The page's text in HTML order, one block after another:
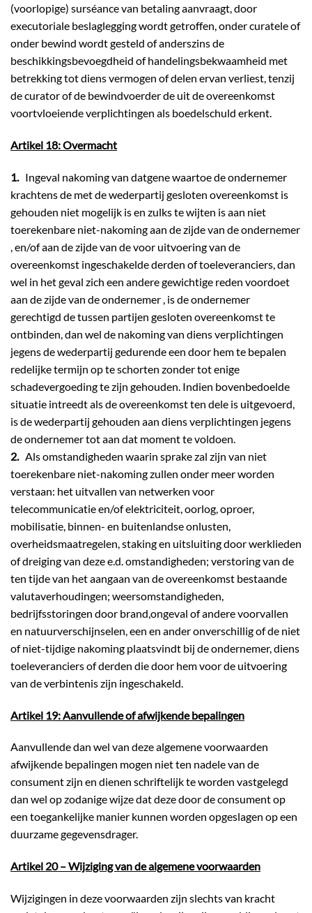
(voorlopige) surséance van betaling aanvraagt, door
executoriale beslaglegging wordt getroffen, onder curatele of
onder bewind wordt gesteld of anderszins de
beschikkingsbevoegdheid of handelingsbekwaamheid met
betrekking tot diens vermogen of delen ervan verliest, tenzij
de curator of de bewindvoerder de uit de overeenkomst
voortvloeiende verplichtingen als boedelschuld erkent.
Artikel 18: Overmacht
1. Ingeval nakoming van datgene waartoe de ondernemer
krachtens de met de wederpartij gesloten overeenkomst is
gehouden niet mogelijk is en zulks te wijten is aan niet
toerekenbare niet-nakoming aan de zijde van de ondernemer
, en/of aan de zijde van de voor uitvoering van de
overeenkomst ingeschakelde derden of toeleveranciers, dan
wel in het geval zich een andere gewichtige reden voordoet
aan de zijde van de ondernemer , is de ondernemer
gerechtigd de tussen partijen gesloten overeenkomst te
ontbinden, dan wel de nakoming van diens verplichtingen
jegens de wederpartij gedurende een door hem te bepalen
redelijke termijn op te schorten zonder tot enige
schadevergoeding te zijn gehouden. Indien bovenbedoelde
situatie intreedt als de overeenkomst ten dele is uitgevoerd,
is de wederpartij gehouden aan diens verplichtingen jegens
de ondernemer tot aan dat moment te voldoen.
2. Als omstandigheden waarin sprake zal zijn van niet
toerekenbare niet-nakoming zullen onder meer worden
verstaan: het uitvallen van netwerken voor
telecommunicatie en/of elektriciteit, oorlog, oproer,
mobilisatie, binnen- en buitenlandse onlusten,
overheidsmaatregelen, staking en uitsluiting door werklieden
of dreiging van deze e.d. omstandigheden; verstoring van de
ten tijde van het aangaan van de overeenkomst bestaande
valutaverhoudingen; weersomstandigheden,
bedrijfsstoringen door brand,ongeval of andere voorvallen
en natuurverschijnselen, een en ander onverschillig of de niet
of niet-tijdige nakoming plaatsvindt bij de ondernemer, diens
toeleveranciers of derden die door hem voor de uitvoering
van de verbintenis zijn ingeschakeld.
Artikel 19: Aanvullende of afwijkende bepalingen
Aanvullende dan wel van deze algemene voorwaarden
afwijkende bepalingen mogen niet ten nadele van de
consument zijn en dienen schriftelijk te worden vastgelegd
dan wel op zodanige wijze dat deze door de consument op
een toegankelijke manier kunnen worden opgeslagen op een
duurzame gegevensdrager.
Artikel 20 – Wijziging van de algemene voorwaarden
Wijzigingen in deze voorwaarden zijn slechts van kracht